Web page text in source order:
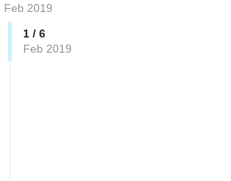
Feb 2019
1 / 6
Feb 2019